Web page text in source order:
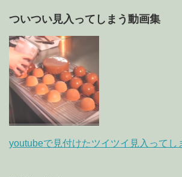
ついつい見入ってしまう動画集
youtubeで見付けたツイツイ見入ってし